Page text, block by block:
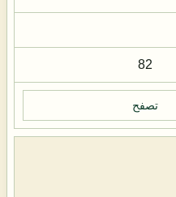
82
تصفح